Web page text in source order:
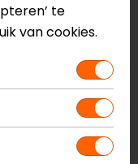
keuze inmotor
T-shirts met
te koop.
op de motor en
mouwen.
te
van cookies.